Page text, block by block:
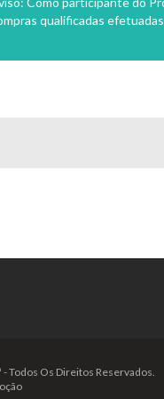
qualificadas efetuadas
Todos Os Direitos Reservados.